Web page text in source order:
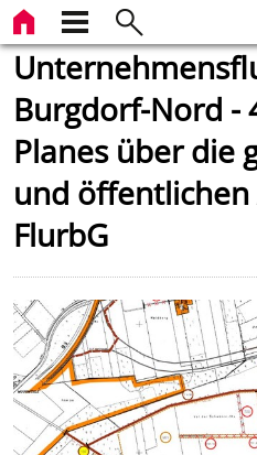
Burgdorf-Nord -
Planes über die
und öffentlichen
FlurbG